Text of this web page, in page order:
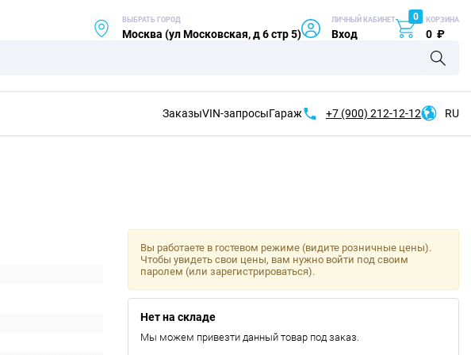
ВЫБРАТЬ ГОРОД
Москва (ул Московская, д 6 стр 5)
ЛИЧНЫЙ КАБИНЕТ
Вход
0 КОРЗИНА
0 ₽
ЗаказыVIN-запросыГараж +7 (900) 212-12-12 RU
Вы работаете в гостевом режиме (видите розничные цены).
Чтобы увидеть свои цены, вам нужно войти под своим
паролем (или зарегистрироваться).
Нет на складе
Мы можем привезти данный товар под заказ.